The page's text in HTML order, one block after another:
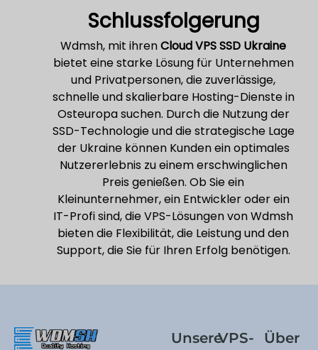
Schlussfolgerung
Wdmsh, mit ihrenCloud VPS SSD Ukraine
bietet eine starke Lösung für Unternehmen
und Privatpersonen, die zuverlässige,
schnelle und skalierbare Hosting-Dienste in
Osteuropa suchen. Durch die Nutzung der
SSD-Technologie und die strategische Lage
der Ukraine können Kunden ein optimales
Nutzererlebnis zu einem erschwinglichen
Preis genießen. Ob Sie ein
Kleinunternehmer, ein Entwickler oder ein
IT-Profi sind, die VPS-Lösungen von Wdmsh
bieten die Flexibilität, die Leistung und den
Support, die Sie für Ihren Erfolg benötigen.
UnsereVPS-
Über